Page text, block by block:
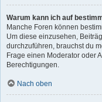
Warum kann ich auf
Manche Foren können
Um diese einzusehen,
durchzuführen, brauchst du
Frage einen Moderator oder
Berechtigungen.
Nach oben